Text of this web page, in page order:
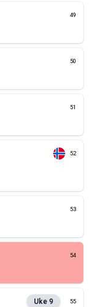
49
50
51
52
53
54
Uke 9 55